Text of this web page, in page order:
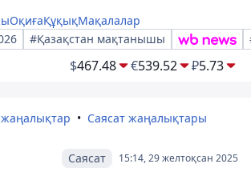
ОқиғаҚұқықМақалалар
#Қазақстан мақтанышы
$467.48 €539.52 ₽5.73
Саясат жаңалықтары
15:14, 29 желтоқсан 2025
Саясат